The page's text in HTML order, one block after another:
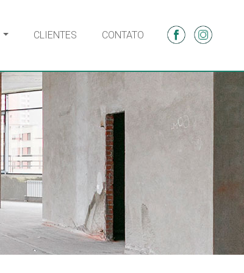
CLIENTES CONTATO